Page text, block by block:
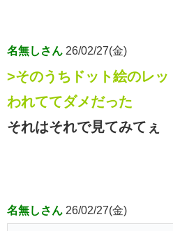
名無しさん 26/02/27(金)
>そのうちドット絵のレ
われててダメだった
それはそれで見てみてぇ
名無しさん 26/02/27(金)